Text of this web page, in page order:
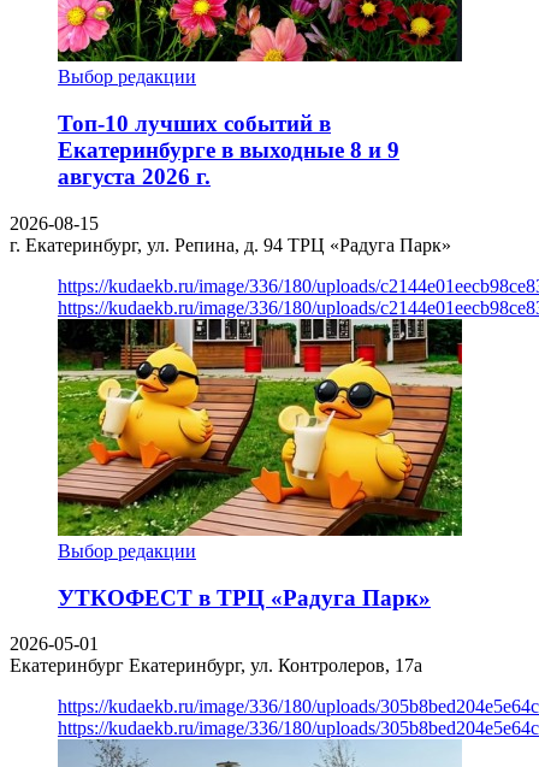
Выбор редакции
Топ-10 лучших событий в
Екатеринбурге в выходные 8 и 9
августа 2026 г.
2026-08-15
г. Екатеринбург, ул. Репина, д. 94 ТРЦ «Радуга Парк»
https://kudaekb.ru/image/336/180/uploads/
https://kudaekb.ru/image/336/180/uploads/
Выбор редакции
УТКОФЕСТ в ТРЦ «Радуга Парк»
2026-05-01
Екатеринбург Екатеринбург, ул. Контролеров, 17а
https://kudaekb.ru/image/336/180/uploads/
https://kudaekb.ru/image/336/180/uploads/